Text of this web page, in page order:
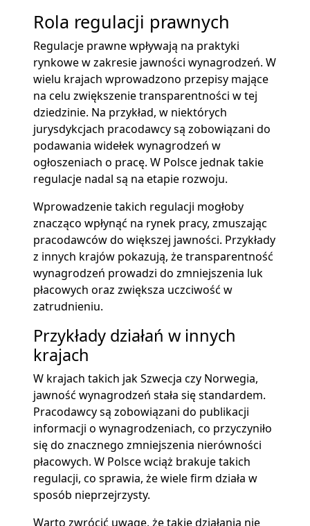
Rola regulacji prawnych
Regulacje prawne wpływają na praktyki
rynkowe w zakresie jawności wynagrodzeń. W
wielu krajach wprowadzono przepisy mające
na celu zwiększenie transparentności w tej
dziedzinie. Na przykład, w niektórych
jurysdykcjach pracodawcy są zobowiązani do
podawania widełek wynagrodzeń w
ogłoszeniach o pracę. W Polsce jednak takie
regulacje nadal są na etapie rozwoju.
Wprowadzenie takich regulacji mogłoby
znacząco wpłynąć na rynek pracy, zmuszając
pracodawców do większej jawności. Przykłady
z innych krajów pokazują, że transparentność
wynagrodzeń prowadzi do zmniejszenia luk
płacowych oraz zwiększa uczciwość w
zatrudnieniu.
Przykłady działań w innych
krajach
W krajach takich jak Szwecja czy Norwegia,
jawność wynagrodzeń stała się standardem.
Pracodawcy są zobowiązani do publikacji
informacji o wynagrodzeniach, co przyczyniło
się do znacznego zmniejszenia nierówności
płacowych. W Polsce wciąż brakuje takich
regulacji, co sprawia, że wiele firm działa w
sposób nieprzejrzysty.
Warto zwrócić uwagę, że takie działania nie